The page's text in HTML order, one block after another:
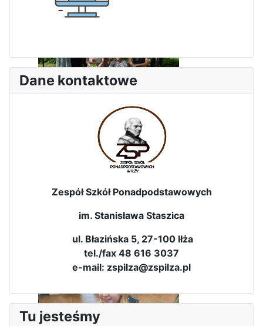
Dni Leśmianowskie 2026
I Olimpiada Klas Mundurowych
Dane kontaktowe
Zespół Szkół Ponadpodstawowych
im. Stanisława Staszica
ul. Błazińska 5, 27-100 Iłża
tel./fax 48 616 3037
e-mail: zspilza@zspilza.pl
Tu jesteśmy